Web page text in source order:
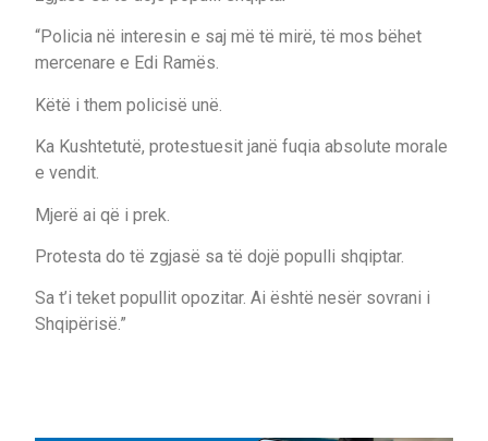
“Policia në interesin e saj më të mirë, të mos bëhet
mercenare e Edi Ramës.
Këtë i them policisë unë.
Ka Kushtetutë, protestuesit janë fuqia absolute morale
e vendit.
Mjerë ai që i prek.
Protesta do të zgjasë sa të dojë populli shqiptar.
Sa t’i teket popullit opozitar. Ai është nesër sovrani i
Shqipërisë.”